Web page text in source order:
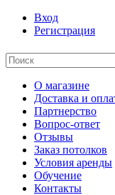
Вход
Регистрация
О магазине
Доставка и
Партнерство
Вопрос-ответ
Отзывы
Заказ потолков
Условия аренды
Обучение
Контакты